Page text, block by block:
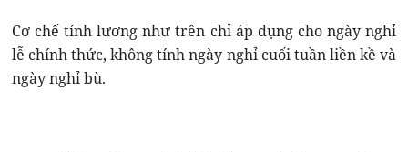
Cơ chế tính lương như trên chỉ áp dụng cho ngày nghỉ
lễ chính thức, không tính ngày nghỉ cuối tuần liền kề và
ngày nghỉ bù.